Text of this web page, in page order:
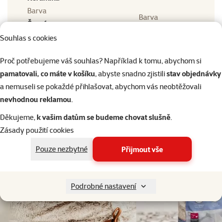
Souhlas s cookies
Proč potřebujeme váš souhlas? Například k tomu, abychom si
pamatovali, co máte v košíku, abyste snadno zjistilistav objednávky
a nemuseli se pokaždé přihlašovat, abychom vás neobtěžovali
nevhodnou reklamou.
Děkujeme,k vašim datům se budeme chovat slušně.
Zásady použití cookies
Pouze nezbytné
Přijmout vše
Podrobné nastavení
Barva
Černá
Barva
Běžná cena